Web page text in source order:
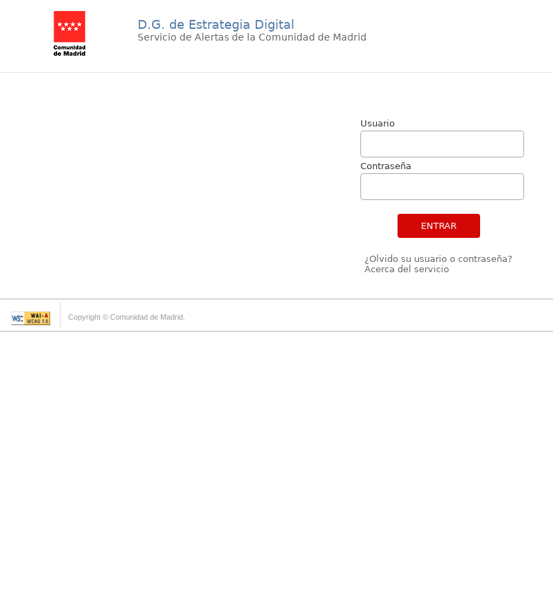
D.G. de Estrategia Digital
Servicio de Alertas de la Comunidad de Madrid
Usuario
Contraseña
ENTRAR
¿Olvido su usuario o contraseña?
Acerca del servicio
Copyright © Comunidad de Madrid.